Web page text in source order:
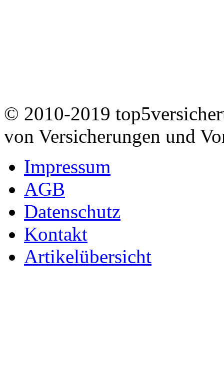
© 2010-2019
von Versicherungen und
Impressum
AGB
Datenschutz
Kontakt
Artikelübersicht